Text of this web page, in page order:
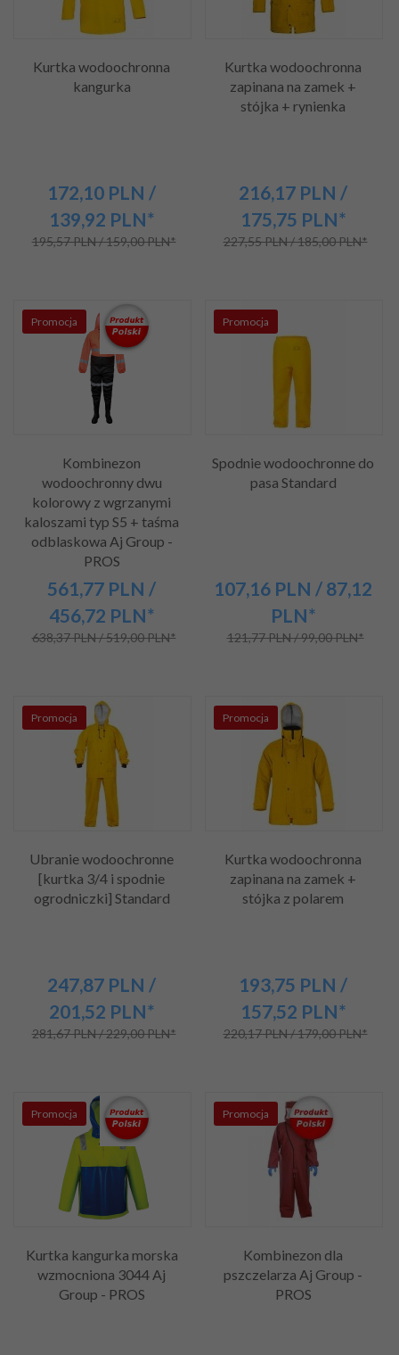
Kurtka wodoochronna
kangurka
172,10 PLN /
139,92 PLN*
195,57 PLN / 159,00 PLN*
Kurtka wodoochronna
zapinana na zamek +
stójka + rynienka
216,17 PLN /
175,75 PLN*
227,55 PLN / 185,00 PLN*
Promocja
Kombinezon
wodoochronny dwu
kolorowy z wgrzanymi
kaloszami typ S5 + taśma
odblaskowa Aj Group -
PROS
561,77 PLN /
456,72 PLN*
638,37 PLN / 519,00 PLN*
Promocja
Spodnie wodoochronne do
pasa Standard
107,16 PLN / 87,12
PLN*
121,77 PLN / 99,00 PLN*
Promocja
Ubranie wodoochronne
[kurtka 3/4 i spodnie
ogrodniczki] Standard
247,87 PLN /
201,52 PLN*
281,67 PLN / 229,00 PLN*
Promocja
Kurtka wodoochronna
zapinana na zamek +
stójka z polarem
193,75 PLN /
157,52 PLN*
220,17 PLN / 179,00 PLN*
Promocja
Kurtka kangurka morska
wzmocniona 3044 Aj
Group - PROS
Promocja
Kombinezon dla
pszczelarza Aj Group -
PROS